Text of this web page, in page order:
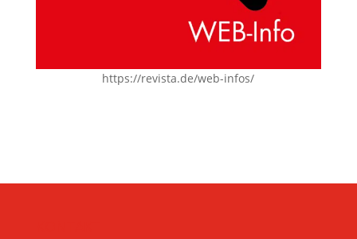
https://revista.de/web-infos/